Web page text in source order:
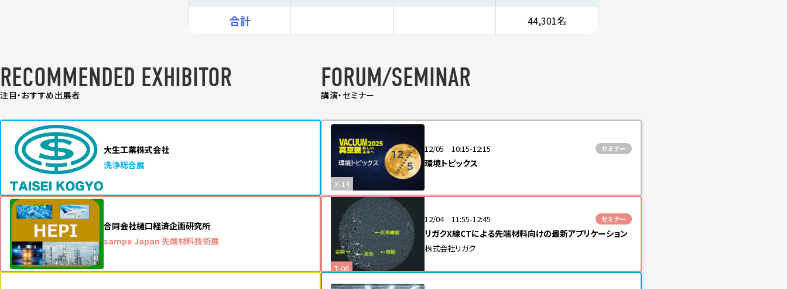
合計 44,301名
RECOMMENDED EXHIBITOR
注目・おすすめ出展者
大生工業株式会社
洗浄総合展
合同会社樋口経済企画研究所
sampe Japan 先端材料技術展
FORUM/SEMINAR
講演・セミナー
X-14
12/05 10:15-12:15 セミナー
環境トピックス
T-06
12/04 11:55-12:45 セミナー
リガクX線CTによる先端材料向けの最新アプリケーション
株式会社リガク